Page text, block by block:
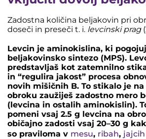
Zadostna količina beljakovin pri
doseči in preseči t. i. levcinski prag
Levcin je aminokislina, ki
beljakovinsko sintezo (MPS).
predstavljaš kot zatemnilno
in “regulira jakost” procesa
novih mišičnih B. To stikalo je na
obroku zaužiješ zadostno mero
(levcina in ostalih aminokislin).
pomeni vsaj 2.5 g levcina na
običajno zadosti vsaj 20–30 g
so praviloma v mesu, ribah, jajcih